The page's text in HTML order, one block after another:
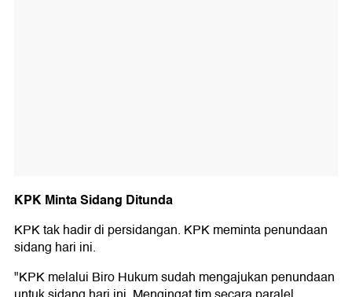
KPK Minta Sidang Ditunda
KPK tak hadir di persidangan. KPK meminta penundaan
sidang hari ini.
"KPK melalui Biro Hukum sudah mengajukan penundaan